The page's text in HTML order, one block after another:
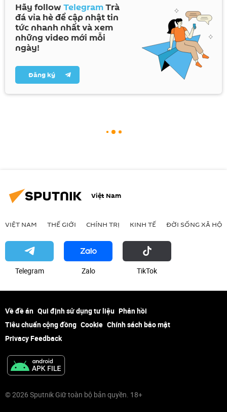
Hãy follow TelegramTrà
đá vỉa hè để cập nhật tin
tức nhanh nhất và xem
những video mới mỗi
ngày!
Đăng ký
Việt Nam
VIỆT NAM THẾ GIỚI CHÍNH TRỊ KINH TẾ ĐỜI SỐNG XÃ HỘI
Telegram Zalo ТikТоk
Về đề án Qui định sử dụng tư liệu Phản hồi
Tiêu chuẩn cộng đồng Cookie Chính sách bảo mật
Privacy Feedback
© 2026 Sputnik Giữ toàn bộ bản quyền. 18+